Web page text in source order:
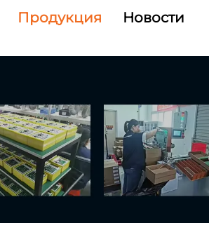
Продукция
Новости